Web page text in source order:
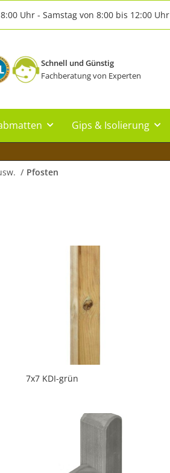
Uhr - Samstag von 8:00 bis 12:00 Uhr
Schnell und Günstig
Fachberatung von Experten
Gips & Isolierung
Pfosten
7x7 KDI-grün